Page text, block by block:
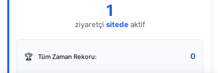
1
ziyaretçi sitede aktif
🏆 Tüm Zaman Rekoru: 0